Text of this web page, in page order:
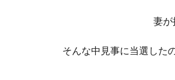
妻が
そんな中見事に当選した